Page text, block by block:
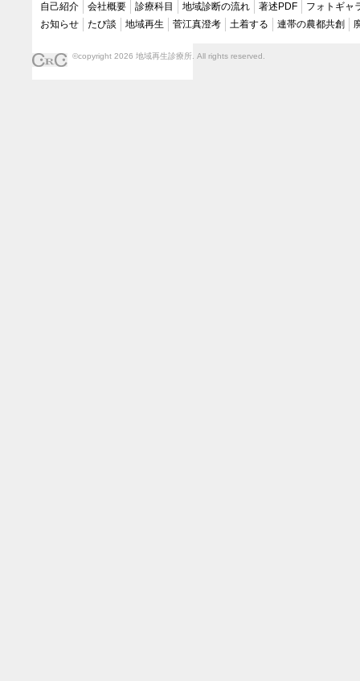
自己紹介 会社概要 診療科目 地域診断の流れ 著述PDF
フォトギャ
お知らせ
たび談 地域再生 菅江真澄考 土着する 連帯の農都共創
©copyright 2026 地域再生診療所. All rights reserved.